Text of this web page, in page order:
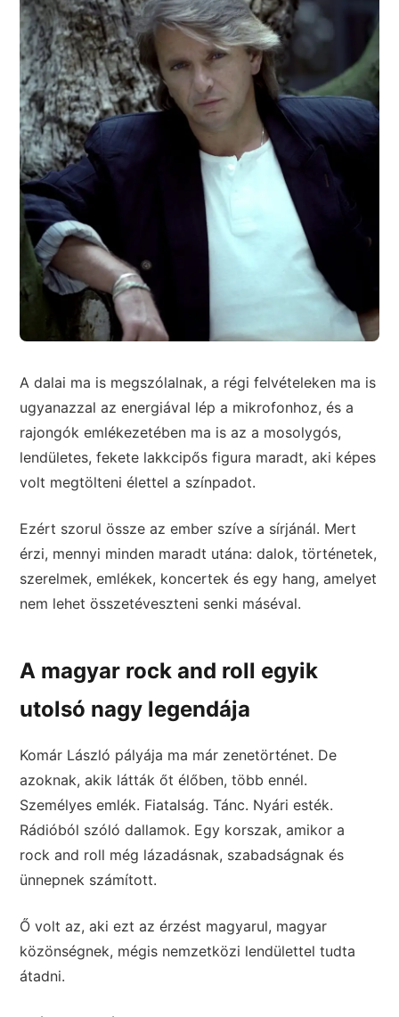
A dalai ma is megszólalnak, a régi felvételeken ma is
ugyanazzal az energiával lép a mikrofonhoz, és a
rajongók emlékezetében ma is az a mosolygós,
lendületes, fekete lakkcipős figura maradt, aki képes
volt megtölteni élettel a színpadot.
Ezért szorul össze az ember szíve a sírjánál. Mert
érzi, mennyi minden maradt utána: dalok, történetek,
szerelmek, emlékek, koncertek és egy hang, amelyet
nem lehet összetéveszteni senki máséval.
A magyar rock and roll egyik
utolsó nagy legendája
Komár László pályája ma már zenetörténet. De
azoknak, akik látták őt élőben, több ennél.
Személyes emlék. Fiatalság. Tánc. Nyári esték.
Rádióból szóló dallamok. Egy korszak, amikor a
rock and roll még lázadásnak, szabadságnak és
ünnepnek számított.
Ő volt az, aki ezt az érzést magyarul, magyar
közönségnek, mégis nemzetközi lendülettel tudta
átadni.